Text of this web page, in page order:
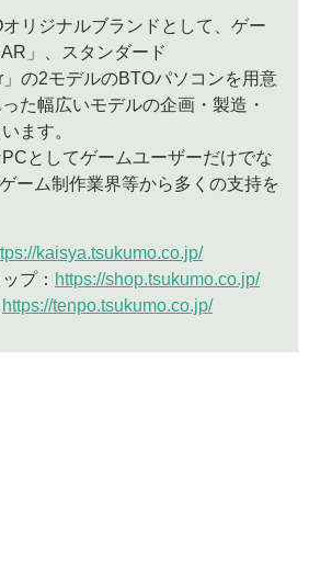
リジナルブランドとして、ゲー
」、スタンダード
の2モデルのBTOパソコンを用意
た幅広いモデルの企画・製造・
ます。
としてゲームユーザーだけでな
ーム制作業界等から多くの支持を
kaisya.tsukumo.co.jp/
プ： https://shop.tsukumo.co.jp/
https://tenpo.tsukumo.co.jp/